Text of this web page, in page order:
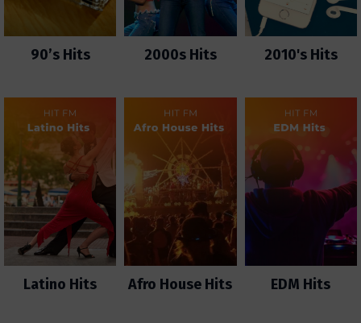
90’s Hits 2000s Hits 2010's Hits
Latino Hits Afro House Hits EDM Hits